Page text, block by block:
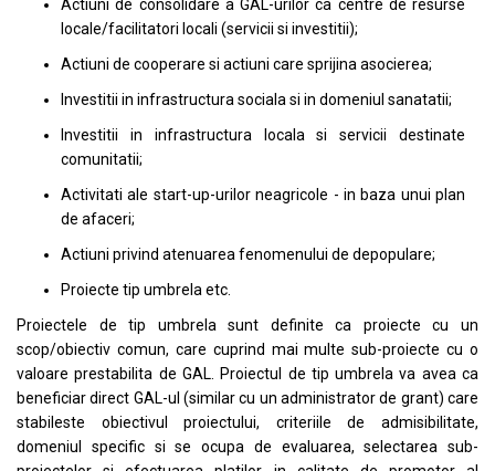
Actiuni de consolidare a GAL-urilor ca centre de resurse
locale/facilitatori locali (servicii si investitii);
Actiuni de cooperare si actiuni care sprijina asocierea;
Investitii in infrastructura sociala si in domeniul sanatatii;
Investitii in infrastructura locala si servicii destinate
comunitatii;
Activitati ale start-up-urilor neagricole - in baza unui plan
de afaceri;
Actiuni privind atenuarea fenomenului de depopulare;
Proiecte tip umbrela etc.
Proiectele de tip umbrela sunt definite ca proiecte cu un
scop/obiectiv comun, care cuprind mai multe sub-proiecte cu o
valoare prestabilita de GAL. Proiectul de tip umbrela va avea ca
beneficiar direct GAL-ul (similar cu un administrator de grant) care
stabileste obiectivul proiectului, criteriile de admisibilitate,
domeniul specific si se ocupa de evaluarea, selectarea sub-